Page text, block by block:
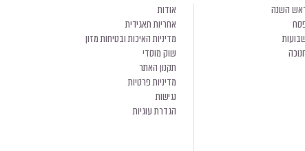
השנה
אודות
אחריות תאגידית
מדיניות האיכות ובטיחות מזון
שוק מוסדי
תקנון האתר
מדיניות פרטיות
נגישות
הגדרת עוגיות